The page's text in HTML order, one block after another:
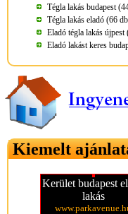
Tégla lakás budapest
Tégla lakás eladó (66
Eladó tégla lakás újpest
Eladó lakást keres
Kiemelt
Kerület budapest
lakás